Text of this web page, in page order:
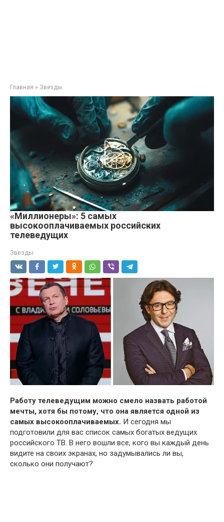
Главная » Звезды
«Миллионеры»: 5 самых
высокооплачиваемых российских
телеведущих
Звезды
Работу телеведущим можно смело назвать работой
мечты, хотя бы потому, что она является одной из
самых высокооплачиваемых. И сегодня мы
подготовили для вас список самых богатых ведущих
российского ТВ. В него вошли все, кого вы каждый день
видите на своих экранах, но задумывались ли вы,
сколько они получают?